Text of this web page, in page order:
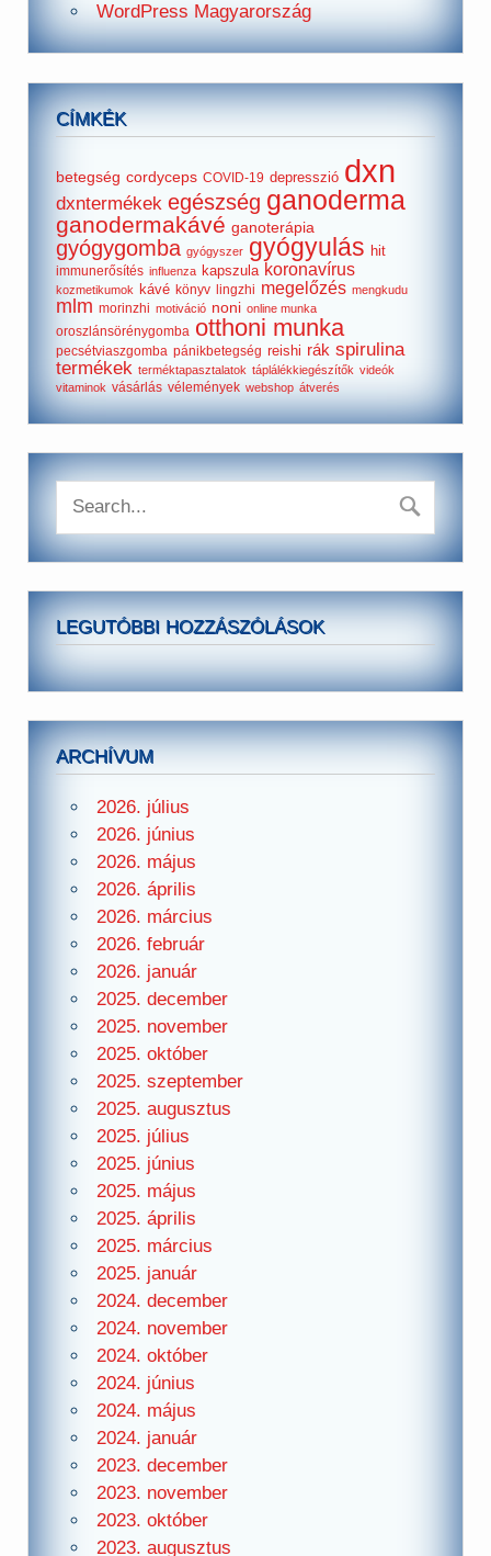
WordPress Magyarország
CÍMKÉK
betegség cordyceps COVID-19 depresszió dxn
dxntermékek egészség ganoderma
ganodermakávé ganoterápia
gyógygomba gyógyszer gyógyulás hit
immunerősítés influenza kapszula koronavírus
kozmetikumok kávé könyv lingzhi megelőzés mengkudu
mlm morinzhi motiváció noni online munka
oroszlánsörénygomba otthoni munka
pecsétviaszgomba pánikbetegség reishi rák spirulina
termékek terméktapasztalatok táplálékkiegészítők videók
vitaminok vásárlás vélemények webshop átverés
LEGUTÓBBI HOZZÁSZÓLÁSOK
ARCHÍVUM
2026. július
2026. június
2026. május
2026. április
2026. március
2026. február
2026. január
2025. december
2025. november
2025. október
2025. szeptember
2025. augusztus
2025. július
2025. június
2025. május
2025. április
2025. március
2025. január
2024. december
2024. november
2024. október
2024. június
2024. május
2024. január
2023. december
2023. november
2023. október
2023. augusztus